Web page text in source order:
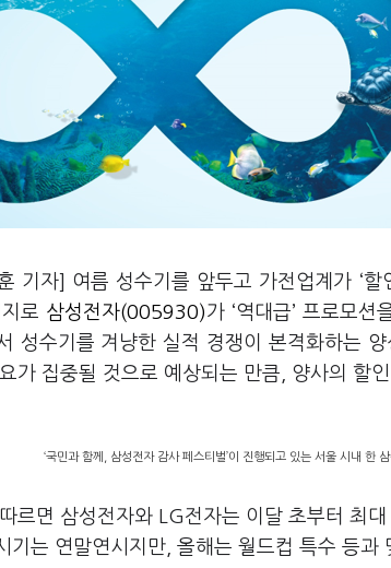
기자] 여름 성수기를 앞두고 가전업계가 ‘할
로 삼성전자(005930)가 ‘역대급’ 프로모션
성수기를 겨냥한 실적 경쟁이 본격화하는 양
가 집중될 것으로 예상되는 만큼
양사의 할
‘국민과 함께, 삼성전자 감사 페스티벌’이 진행되고 있는 서울 시내 한
르면 삼성전자와 LG전자는 이달 초부터 최
기는 연말연시지만 올해는 월드컵 특수 등과